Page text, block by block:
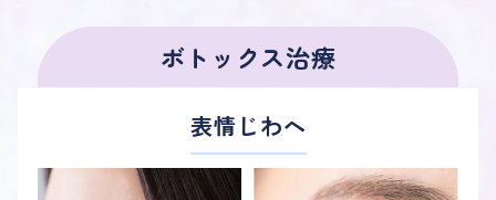
ボトックス治療
表情じわへ